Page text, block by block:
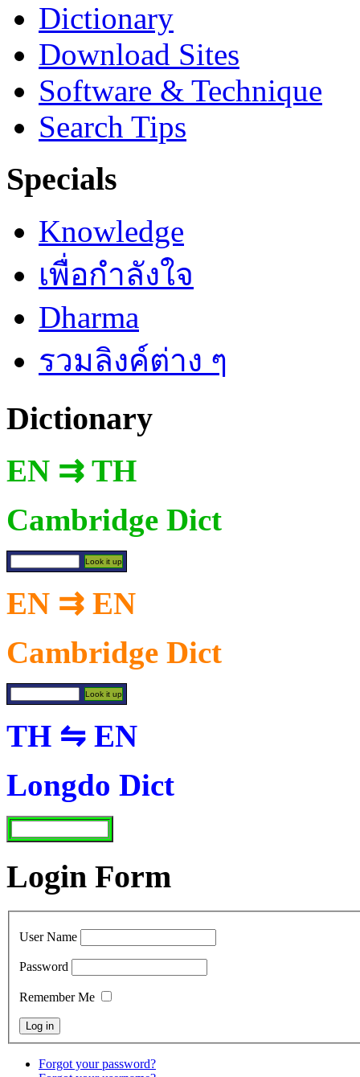
Dictionary
Download Sites
Software & Technique
Search Tips
Specials
Knowledge
เพื่อกำลังใจ
Dharma
รวมลิงค์ต่าง ๆ
Dictionary
EN ⇉ TH
Cambridge Dict
EN ⇉ EN
Cambridge Dict
TH ⇋ EN
Longdo Dict
Login Form
User Name
Password
Remember Me
Forgot your password?